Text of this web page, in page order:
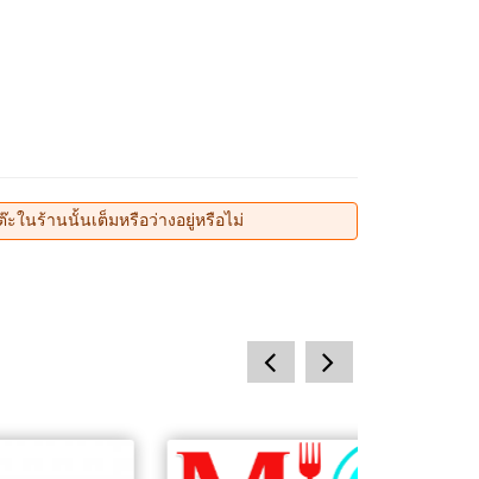
ในร้านนั้นเต็มหรือว่างอยู่หรือไม่
prev next